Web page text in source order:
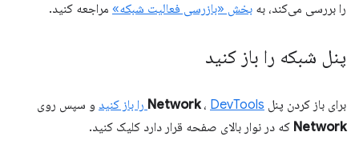
را بررسی می‌کند، به بخش «بازرسی فعالیت شبکه» مراجعه کنید.
پنل شبکه را باز کنید
برای باز کردن پنل Network، DevTools را باز کنید
و سپس روی
Network که در نوار بالای صفحه قرار دارد کلیک کنید.